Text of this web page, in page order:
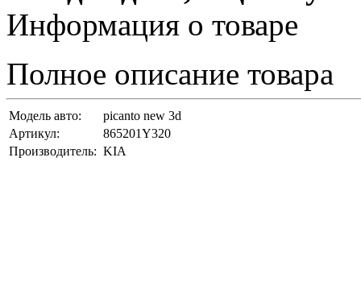
Информация о товаре
Полное описание товара
Модель авто:
picanto new 3d
Артикул:
865201Y320
Производитель: KIA